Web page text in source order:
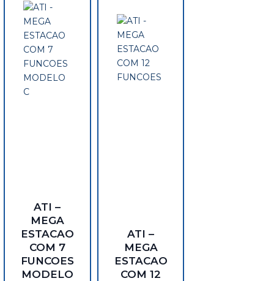
ATI –
MEGA
ESTACAO
COM 7
FUNCOES
MODELO
ATI –
MEGA
ESTACAO
COM 12